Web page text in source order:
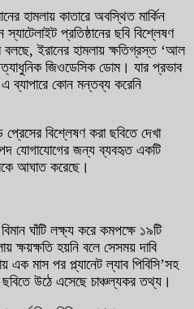
হামলায় কাতারে অবস্থিত মার্কিন
স্যাটেলাইট প্রতিষ্ঠানের ছবি বিশ্লেষণ
ইরানের হামলায় ক্ষতিগ্রস্ত ‘আল
জিওডেসিক ডোম। যার প্রভাব
ব্যাপারে কোন মন্তব্য করেনি
বিশ্লেষণ করা ছবিতে দেখা
যোগাযোগের জন্য ব্যবহৃত একটি
আঘাত করেছে।
ঘাঁটি লক্ষ্য করে কমপক্ষে ১৯টি
ক্ষয়ক্ষতি হয়নি বলে সেসময় দাবি
এক মাস পর প্ল্যানেট ল্যাব পিবিসি’সহ
ছবিতে উঠে এসেছে চাঞ্চল্যকর তথ্য।